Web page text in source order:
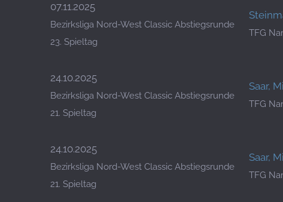
07.11.2025
Bezirksliga Nord-West Classic Abstiegsrunde
23. Spieltag
TFG
24.10.2025
Bezirksliga Nord-West Classic Abstiegsrunde
21. Spieltag
Saar,
TFG
24.10.2025
Bezirksliga Nord-West Classic Abstiegsrunde
21. Spieltag
Saar,
TFG